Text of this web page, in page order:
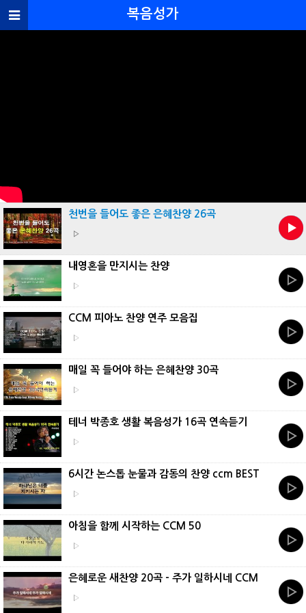
방
침
복음성가
천번을 들어도 좋은 은혜찬양 26곡
▷
내영혼을 만지시는 찬양
▷
CCM 피아노 찬양 연주 모음집
▷
매일 꼭 들어야 하는 은혜찬양 30곡
▷
테너 박종호 생활 복음성가 16곡 연속듣기
▷
6시간 논스톱 눈물과 감동의 찬양 ccm BEST
▷
아침을 함께 시작하는 CCM 50
▷
은혜로운 새찬양 20곡 - 주가 일하시네 CCM
▷